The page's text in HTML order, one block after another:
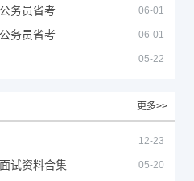
务员省考 06-01
务员省考 06-01
05-22
更多>>
12-23
试资料合集 05-20